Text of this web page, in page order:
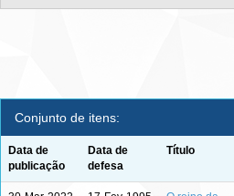
Conjunto de itens:
Data de
publicação
Data de
defesa
Título